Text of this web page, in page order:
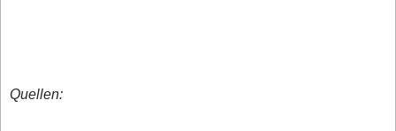
Quellen: